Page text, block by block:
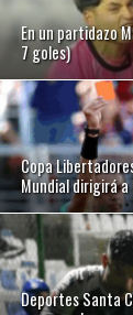
En un partidazo
7 goles)
Copa
Mundial dirigirá
Deportes Santa